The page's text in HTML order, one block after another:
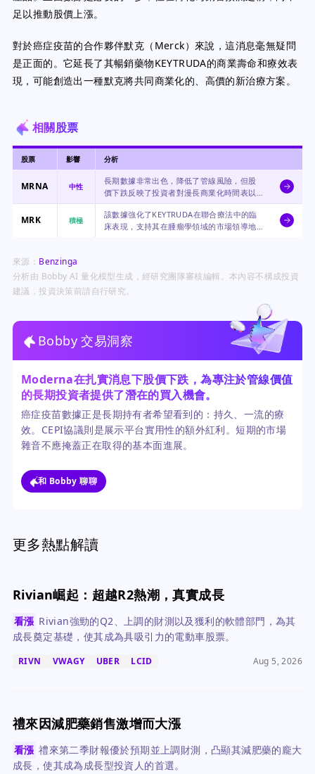
足以推動股價上漲。
對於癌症疫苗的合作夥伴默克（Merck）來說，這消息毫無疑問
是正面的。它延長了其暢銷藥物KEYTRUDA的商業壽命和療效表
現，可能創造出一種默克將共同商業化的、高價的新治療方案。
相關股票
股票 影響 分析
MRNA 中性
長期數據非常出色，降低了管線風險，但股
價下跌反映了投資者對漫長商業化時間表以
及缺乏近期催化劑的不耐煩。
MRK 積極
該數據強化了KEYTRUDA在聯合療法中的臨
床表現，支持其在腫瘤學領域的市場領導地
來源： Benzinga
分析由 Bobby AI 量化模型生成，經研究團隊審核編輯。本內容不構成投資
建議，投資決策前請自行研究。
Bobby 交易洞察
Moderna在扎實消息下股價下跌，為專注於管線價值
的長期投資者提供了潛在的買入機會。
癌症疫苗數據正是長期持有者希望看到的：持久、一流的療
效。CEPI協議則是展示平台實用性的額外紅利。短期的市場
雜音不應掩蓋正在取得的基本面進展。
和 Bobby 聊聊
更多熱點解讀
Rivian崛起：超越R2熱潮，真實成長
看漲 Rivian強勁的Q2、上調的財測以及獲利的軟體部門，為其
成長奠定基礎，使其成為具吸引力的電動車股票。
RIVN VWAGY UBER LCID Aug 5, 2026
禮來因減肥藥銷售激增而大漲
看漲 禮來第二季財報優於預期並上調財測，凸顯其減肥藥的龐大
成長，使其成為成長型投資人的首選。